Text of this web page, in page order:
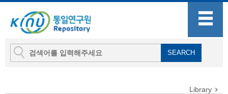
Library